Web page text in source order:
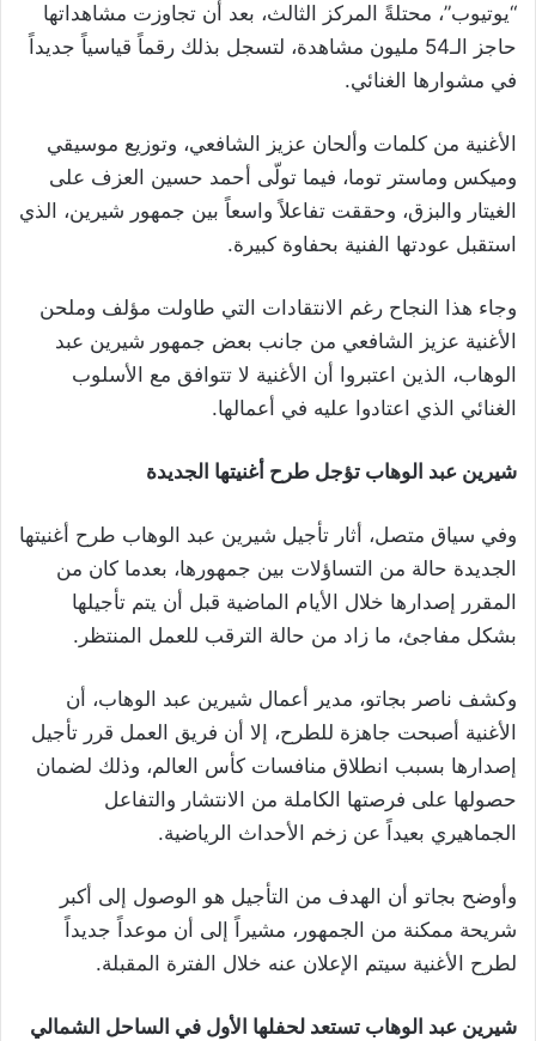
“يوتيوب”، محتلةً المركز الثالث، بعد أن تجاوزت مشاهداتها
حاجز الـ54 مليون مشاهدة، لتسجل بذلك رقماً قياسياً جديداً
في مشوارها الغنائي.
الأغنية من كلمات وألحان عزيز الشافعي، وتوزيع موسيقي
وميكس وماستر توما، فيما تولّى أحمد حسين العزف على
الغيتار والبزق، وحققت تفاعلاً واسعاً بين جمهور شيرين، الذي
استقبل عودتها الفنية بحفاوة كبيرة.
وجاء هذا النجاح رغم الانتقادات التي طاولت مؤلف وملحن
الأغنية عزيز الشافعي من جانب بعض جمهور شيرين عبد
الوهاب، الذين اعتبروا أن الأغنية لا تتوافق مع الأسلوب
الغنائي الذي اعتادوا عليه في أعمالها.
شيرين عبد الوهاب تؤجل طرح أغنيتها الجديدة
وفي سياق متصل، أثار تأجيل شيرين عبد الوهاب طرح أغنيتها
الجديدة حالة من التساؤلات بين جمهورها، بعدما كان من
المقرر إصدارها خلال الأيام الماضية قبل أن يتم تأجيلها
بشكل مفاجئ، ما زاد من حالة الترقب للعمل المنتظر.
وكشف ناصر بجاتو، مدير أعمال شيرين عبد الوهاب، أن
الأغنية أصبحت جاهزة للطرح، إلا أن فريق العمل قرر تأجيل
إصدارها بسبب انطلاق منافسات كأس العالم، وذلك لضمان
حصولها على فرصتها الكاملة من الانتشار والتفاعل
الجماهيري بعيداً عن زخم الأحداث الرياضية.
وأوضح بجاتو أن الهدف من التأجيل هو الوصول إلى أكبر
شريحة ممكنة من الجمهور، مشيراً إلى أن موعداً جديداً
لطرح الأغنية سيتم الإعلان عنه خلال الفترة المقبلة.
شيرين عبد الوهاب تستعد لحفلها الأول في الساحل الشمالي